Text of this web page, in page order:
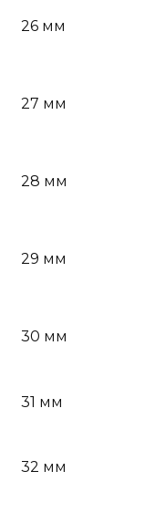
26 мм
27 мм
28 мм
29 мм
30 мм
31 мм
32 мм